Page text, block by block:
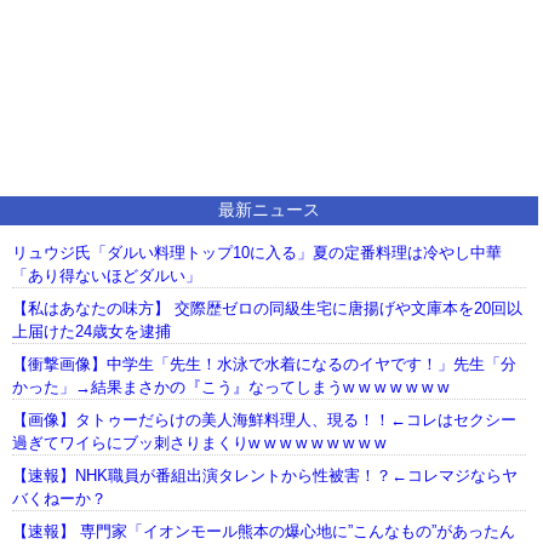
最新ニュース
リュウジ氏「ダルい料理トップ10に入る」夏の定番料理は冷やし中華
「あり得ないほどダルい」
【私はあなたの味方】 交際歴ゼロの同級生宅に唐揚げや文庫本を20回以
上届けた24歳女を逮捕
【衝撃画像】中学生「先生！水泳で水着になるのイヤです！」先生「分
かった」→結果まさかの『こう』なってしまうw w w w w w w
【画像】タトゥーだらけの美人海鮮料理人、現る！！←コレはセクシー
過ぎてワイらにブッ刺さりまくりw w w w w w w w w
【速報】NHK職員が番組出演タレントから性被害！？←コレマジならヤ
バくねーか？
【速報】 専門家「イオンモール熊本の爆心地に”こんなもの”があったん